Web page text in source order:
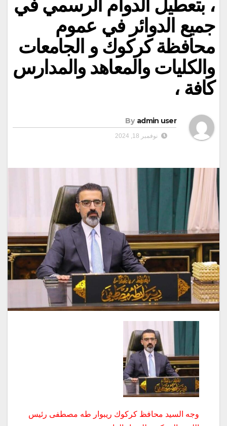
، بتعطيل الدوام الرسمي في
جميع الدوائر في عموم
محافظة كركوك و الجامعات
والكليات والمعاهد والمدارس
كافة ،
By admin user
نوفمبر 18, 2024
وجه السيد محافظ كركوك ريبوار طه مصطفى رئيس